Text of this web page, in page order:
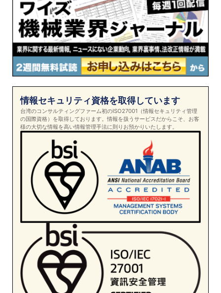
情報セキュリティ資格を取得しています
台湾のコンサルティングファーム初のISO27001（情報セキュリティ管理
の国際資格）を取得しております。情報を扱うサービスだからこそ、お客
様の大切な情報を高い情報管理手法に則りお預かりいたします。